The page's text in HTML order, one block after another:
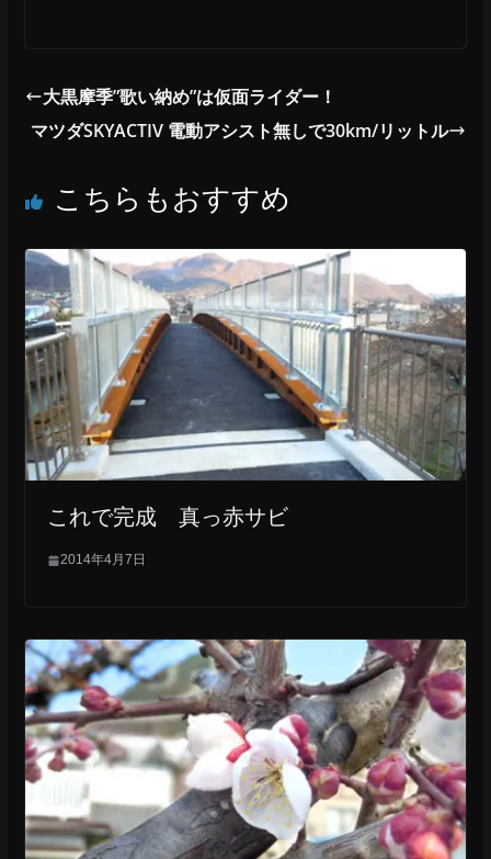
o
k
大黒摩季”歌い納め”は仮面ライダー！
マツダSKYACTIV 電動アシスト無しで30km/リットル
こちらもおすすめ
これで完成 真っ赤サビ
2014年4月7日